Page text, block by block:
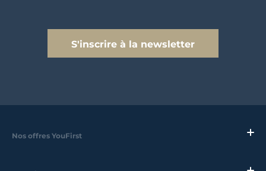
S'inscrire à la newsletter
Nos offres YouFirst